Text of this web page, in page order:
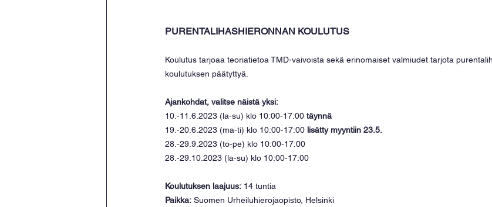
PURENTALIHASHIERONNAN KOULUTUS
Koulutus tarjoaa teoriatietoa TMD-vaivoista sekä erinomaiset valmiudet tarjota
koulutuksen päätyttyä.
Ajankohdat, valitse näistä yksi:
10.-11.6.2023 (la-su) klo 10:00-17:00 täynnä
19.-20.6.2023 (ma-ti) klo 10:00-17:00 lisätty myyntiin 23.5.
28.-29.9.2023 (to-pe) klo 10:00-17:00
28.-29.10.2023 (la-su) klo 10:00-17:00
Koulutuksen laajuus: 14 tuntia
Paikka: Suomen Urheiluhierojaopisto, Helsinki